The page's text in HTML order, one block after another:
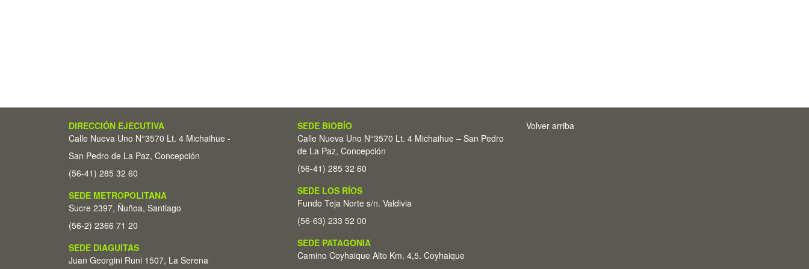
DIRECCIÓN EJECUTIVA
Calle Nueva Uno N°3570 Lt. 4 Michaihue -
San Pedro de La Paz, Concepción
(56-41) 285 32 60
SEDE METROPOLITANA
Sucre 2397, Ñuñoa, Santiago
(56-2) 2366 71 20
SEDE DIAGUITAS
Juan Georgini Runi 1507, La Serena
SEDE BIOBÍO
Calle Nueva Uno N°3570 Lt. 4 Michaihue – San Pedro
de La Paz, Concepción
(56-41) 285 32 60
SEDE LOS RÍOS
Fundo Teja Norte s/n. Valdivia
(56-63) 233 52 00
SEDE PATAGONIA
Camino Coyhaique Alto Km. 4,5. Coyhaique
Volver arriba